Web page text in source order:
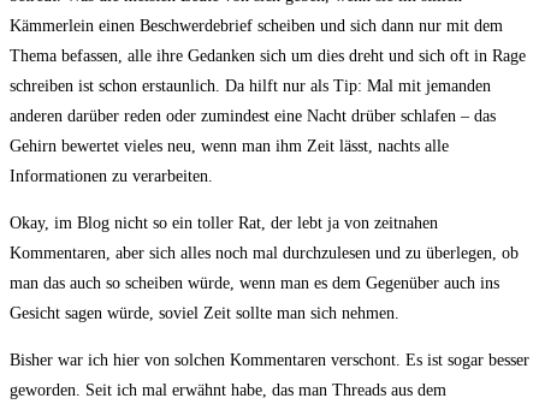
Kämmerlein einen Beschwerdebrief scheiben und sich dann nur mit dem
Thema befassen, alle ihre Gedanken sich um dies dreht und sich oft in Rage
schreiben ist schon erstaunlich. Da hilft nur als Tip: Mal mit jemanden
anderen darüber reden oder zumindest eine Nacht drüber schlafen – das
Gehirn bewertet vieles neu, wenn man ihm Zeit lässt, nachts alle
Informationen zu verarbeiten.
Okay, im Blog nicht so ein toller Rat, der lebt ja von zeitnahen
Kommentaren, aber sich alles noch mal durchzulesen und zu überlegen, ob
man das auch so scheiben würde, wenn man es dem Gegenüber auch ins
Gesicht sagen würde, soviel Zeit sollte man sich nehmen.
Bisher war ich hier von solchen Kommentaren verschont. Es ist sogar besser
geworden. Seit ich mal erwähnt habe, das man Threads aus dem